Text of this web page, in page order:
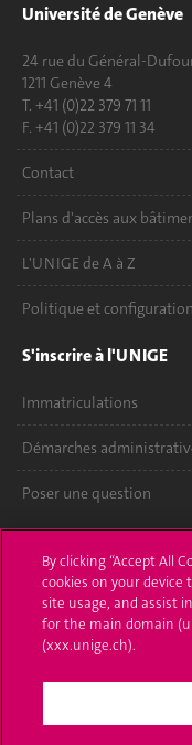
Université de Genève
24 rue du Général-
1211 Genève 4
T. +41 (0)22 379 71 11
F. +41 (0)22 379 11 34
Contact
Plans d'accès aux
L'UNIGE de A à Z
Politique et
S'inscrire à l'UNIGE
Immatriculations
Démarches
Poser une question
UNIGE Mobile
Médias
Offres d'emploi
Bibliothèque
By clicking “Accept All
cookies on your
site usage, and assist
for the main domain
(xxx.unige.ch).